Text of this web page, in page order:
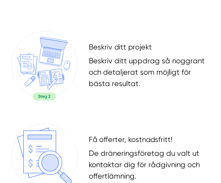
Beskriv ditt projekt
Beskriv ditt uppdrag så noggrant
och detaljerat som möjligt för
bästa resultat.
Få offerter, kostnadsfritt!
De dräneringsföretag du valt ut
kontaktar dig för rådgivning och
offertlämning.